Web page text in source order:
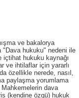
ve bakalorya
hukuku" nedeni ile
içtihat hukuku kaynağı
ve ihtilaflar için yararlı
özellikle nerede, nasıl,
paylaşma yorumlama
dava
(kendine özgü) hukuk